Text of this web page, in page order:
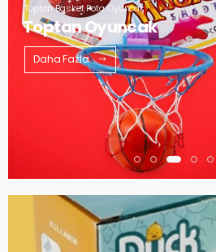
Toptan Basket Pota Oyuncak
Toptan Oyuncak
Daha Fazla